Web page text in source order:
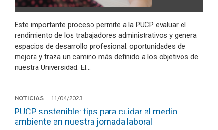
Este importante proceso permite a la PUCP evaluar el
rendimiento de los trabajadores administrativos y genera
espacios de desarrollo profesional, oportunidades de
mejora y traza un camino más definido a los objetivos de
nuestra Universidad. El…
NOTICIAS 11/04/2023
PUCP sostenible: tips para cuidar el medio
ambiente en nuestra jornada laboral